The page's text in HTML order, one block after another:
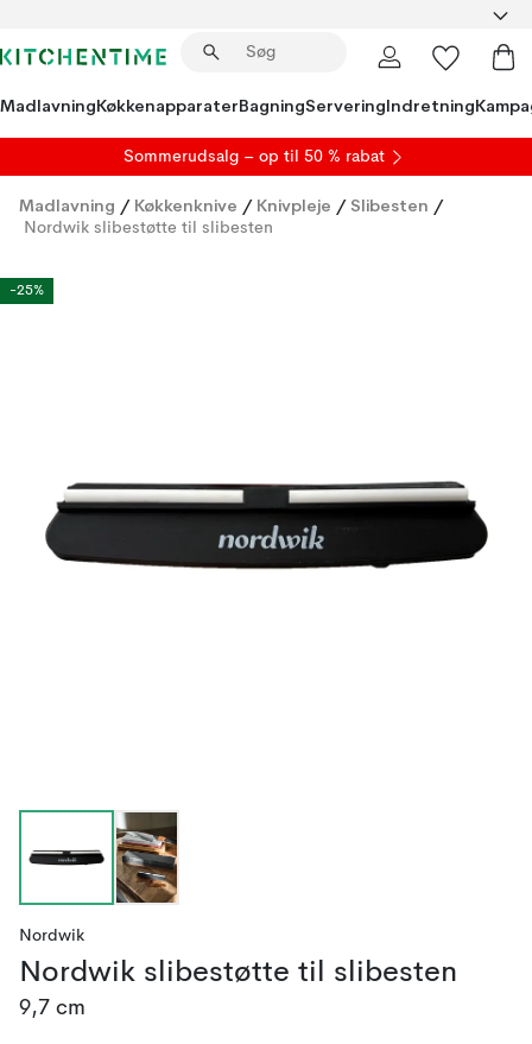
MadlavningKøkkenapparaterBagningServeringIndretning
Sommerudsalg – op til 50 % rabat
Madlavning / Køkkenknive / Knivpleje / Slibesten /
Nordwik slibestøtte til slibesten
-25%
Nordwik
Nordwik slibestøtte til slibesten
9,7 cm